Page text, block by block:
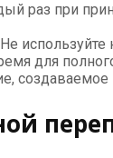
раз при
для